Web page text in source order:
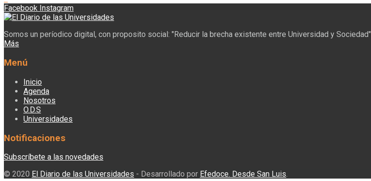
Facebook Instagram
Somos un períodico digital, con proposito social: "Reducir la brecha existente entre Universidad y Sociedad"
Más
Menú
Inicio
Agenda
Nosotros
O.D.S
Universidades
Notificaciones
Subscríbete a las novedades
© 2020 El Diario de las Universidades - Desarrollado por Efedoce. Desde San Luis.